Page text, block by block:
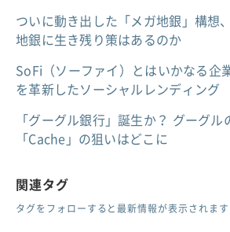
ついに動き出した「メガ地銀」構想
地銀に生き残り策はあるのか
SoFi（ソーファイ）とはいかなる企
を革新したソーシャルレンディング
「グーグル銀行」誕生か？ グーグ
「Cache」の狙いはどこに
関連タグ
タグをフォローすると最新情報が表示されます